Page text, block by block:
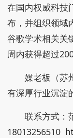
在国内权威科技
布，并组织领域
谷歌学术相关关
周内获得超过
媒老板（苏
有深厚行业沉淀
联系方式：
18013256510